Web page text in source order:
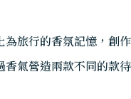
旅行的香氛記憶，創
氣營造兩款不同的款